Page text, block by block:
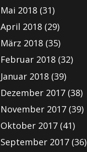
Mai 2018(31)
April 2018(29)
März 2018(35)
Februar 2018(32)
Januar 2018(39)
Dezember 2017(38)
November 2017(39)
Oktober 2017(41)
September 2017(36)